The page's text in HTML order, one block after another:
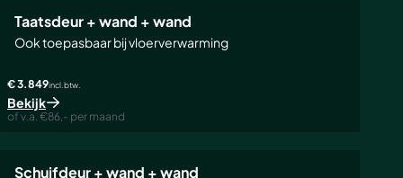
Taatsdeur + wand + wand
Ook toepasbaar bij vloerverwarming
€ 3.849incl. btw.
Bekijk
of v.a. €86,- per maand
Schuifdeur + wand + wand